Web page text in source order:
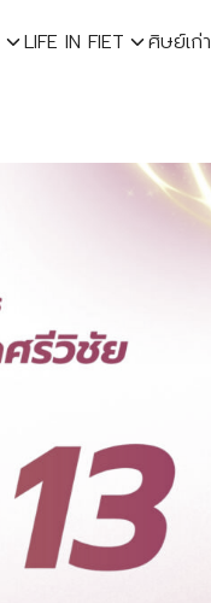
LIFE IN FIET ศิษย์เก่า